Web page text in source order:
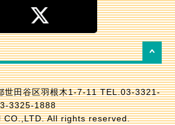
田谷区羽根木1-7-11 TEL.03-3321-
3325-1888
CO.,LTD. All rights reserved.